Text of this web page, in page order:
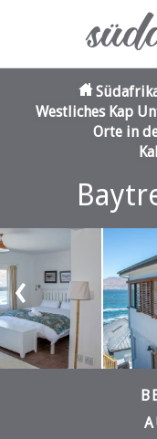
Westliches Kap
Orte in
‹